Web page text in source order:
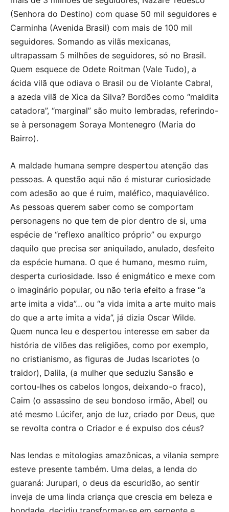
(Senhora do Destino) com quase 50 mil seguidores e
Carminha (Avenida Brasil) com mais de 100 mil
seguidores. Somando as vilãs mexicanas,
ultrapassam 5 milhões de seguidores, só no Brasil.
Quem esquece de Odete Roitman (Vale Tudo), a
ácida vilã que odiava o Brasil ou de Violante Cabral,
a azeda vilã de Xica da Silva? Bordões como “maldita
catadora”, “marginal” são muito lembradas, referindo-
se à personagem Soraya Montenegro (Maria do
Bairro).
A maldade humana sempre despertou atenção das
pessoas. A questão aqui não é misturar curiosidade
com adesão ao que é ruim, maléfico, maquiavélico.
As pessoas querem saber como se comportam
personagens no que tem de pior dentro de si, uma
espécie de “reflexo analítico próprio” ou expurgo
daquilo que precisa ser aniquilado, anulado, desfeito
da espécie humana. O que é humano, mesmo ruim,
desperta curiosidade. Isso é enigmático e mexe com
o imaginário popular, ou não teria efeito a frase “a
arte imita a vida”… ou “a vida imita a arte muito mais
do que a arte imita a vida”, já dizia Oscar Wilde.
Quem nunca leu e despertou interesse em saber da
história de vilões das religiões, como por exemplo,
no cristianismo, as figuras de Judas Iscariotes (o
traidor), Dalila, (a mulher que seduziu Sansão e
cortou-lhes os cabelos longos, deixando-o fraco),
Caim (o assassino de seu bondoso irmão, Abel) ou
até mesmo Lúcifer, anjo de luz, criado por Deus, que
se revolta contra o Criador e é expulso dos céus?
Nas lendas e mitologias amazônicas, a vilania sempre
esteve presente também. Uma delas, a lenda do
guaraná: Jurupari, o deus da escuridão, ao sentir
inveja de uma linda criança que crescia em beleza e